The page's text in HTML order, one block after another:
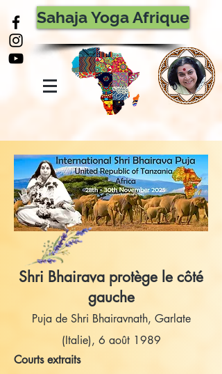
Sahaja Yoga Afrique
Shri Bhairava protège le côté
gauche
Puja de Shri Bhairavnath, Garlate
(Italie), 6 août 1989
Courts extraits